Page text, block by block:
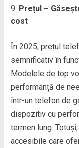
Prețul –
cost
În 2025, prețul
semnificativ în
Modelele de top
performanță de
într-un telefon de
dispozitiv cu
termen lung.
accesibile care